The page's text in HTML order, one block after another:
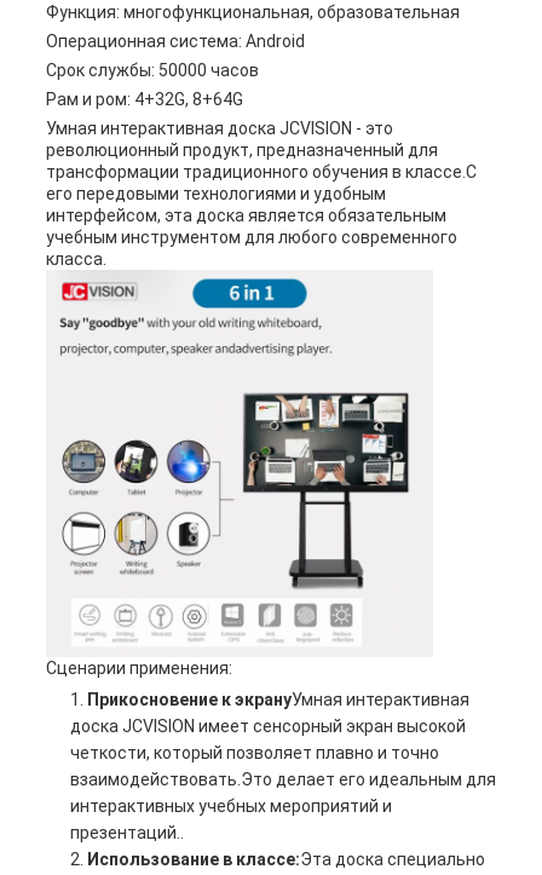
Функция: многофункциональная, образовательная
Операционная система: Android
Срок службы: 50000 часов
Рам и ром: 4+32G, 8+64G
Умная интерактивная доска JCVISION - это
революционный продукт, предназначенный для
трансформации традиционного обучения в классе.С
его передовыми технологиями и удобным
интерфейсом, эта доска является обязательным
учебным инструментом для любого современного
класса.
Сценарии применения:
Прикосновение к экрануУмная интерактивная
доска JCVISION имеет сенсорный экран высокой
четкости, который позволяет плавно и точно
взаимодействовать.Это делает его идеальным для
интерактивных учебных мероприятий и
презентаций..
Использование в классе:Эта доска специально